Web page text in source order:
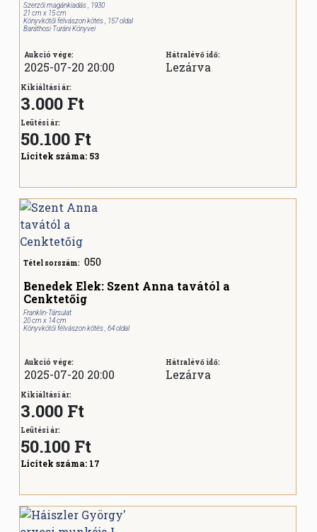
Szerzői magánkiadás , 1930
21 cm x 15 cm
Könyvkötői félvászon kötés , 157 oldal
Baráthosi Turáni Könyvei
Aukció vége:
2025-07-20 20:00
Hátralévő idő:
Lezárva
Kikiáltási ár:
3.000 Ft
Leütési ár:
50.100 Ft
Licitek száma: 53
Tétel sorszám: 050
Benedek Elek: Szent Anna tavától a
Cenktetőig
Franklin-Társulat
20 cm x 14 cm
Könyvkötői félvászon kötés , 64 oldal
Aukció vége:
2025-07-20 20:00
Hátralévő idő:
Lezárva
Kikiáltási ár:
3.000 Ft
Leütési ár:
50.100 Ft
Licitek száma: 17